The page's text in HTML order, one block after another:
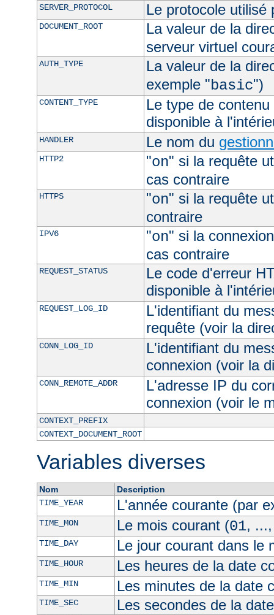
SERVER_PROTOCOL Le protocole utilisé
DOCUMENT_ROOT
La valeur de la
serveur virtuel
AUTH_TYPE
La valeur de la
exemple "basic")
CONTENT_TYPE
Le type de
disponible à
HANDLER Le nom du
HTTP2 "on" si la requête
cas contraire
HTTPS "on" si la requête
contraire
IPV6 "on" si la
cas contraire
REQUEST_STATUS
Le code d'erreur
disponible à
REQUEST_LOG_ID
L'identifiant du
requête (voir la
CONN_LOG_ID
L'identifiant du
connexion (voir la
CONN_REMOTE_ADDR
L'adresse IP du
connexion (voir le
CONTEXT_PREFIX
CONTEXT_DOCUMENT_ROOT
Variables diverses
Nom
Description
TIME_YEAR
L'année courante (par
TIME_MON Le mois courant (01,
TIME_DAY Le jour courant dans le
TIME_HOUR Les heures de la date
TIME_MIN Les minutes de la date
TIME_SEC Les secondes de la